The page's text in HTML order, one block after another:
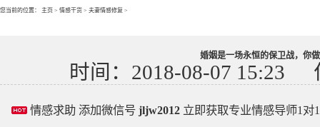
您当前的位置： 主页 > 情感干货 > 夫妻情感修复 >
婚姻是一场永恒的保卫战，你
时间：2018-08-07 15:23
情感求助 添加微信号 jljw2012 立即获取专业情感导师1对